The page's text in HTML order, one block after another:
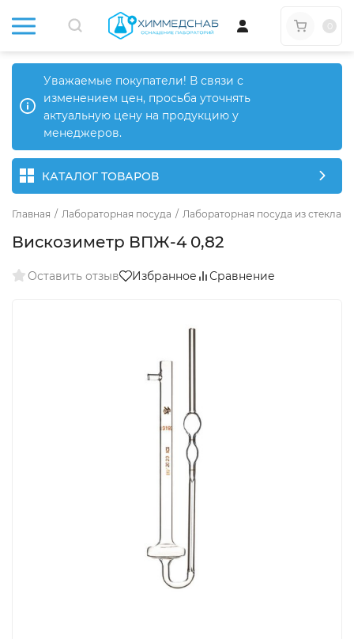
Уважаемые покупатели! В связи с
изменением цен, просьба уточнять
актуальную цену на продукцию у
менеджеров.
КАТАЛОГ ТОВАРОВ
Главная / Лабораторная посуда / Лабораторная посуда из стекла
Вискозиметр ВПЖ-4 0,82
Оставить отзыв Избранное Сравнение